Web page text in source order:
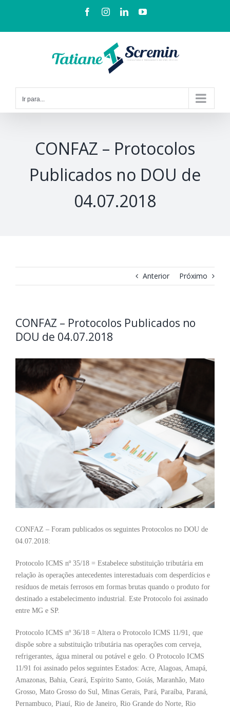
Ir para...
CONFAZ – Protocolos
Publicados no DOU de
04.07.2018
Anterior Próximo
CONFAZ – Protocolos Publicados no
DOU de 04.07.2018
CONFAZ – Foram publicados os seguintes Protocolos no DOU de
04.07.2018:
Protocolo ICMS nº 35/18 = Estabelece substituição tributária em
relação às operações antecedentes interestaduais com desperdícios e
resíduos de metais ferrosos em formas brutas quando o produto for
destinado a estabelecimento industrial. Este Protocolo foi assinado
entre MG e SP.
Protocolo ICMS nº 36/18 = Altera o Protocolo ICMS 11/91, que
dispõe sobre a substituição tributária nas operações com cerveja,
refrigerantes, água mineral ou potável e gelo. O Protocolo ICMS
11/91 foi assinado pelos seguintes Estados: Acre, Alagoas, Amapá,
Amazonas, Bahia, Ceará, Espírito Santo, Goiás, Maranhão, Mato
Grosso, Mato Grosso do Sul, Minas Gerais, Pará, Paraíba, Paraná,
Pernambuco, Piauí, Rio de Janeiro, Rio Grande do Norte, Rio